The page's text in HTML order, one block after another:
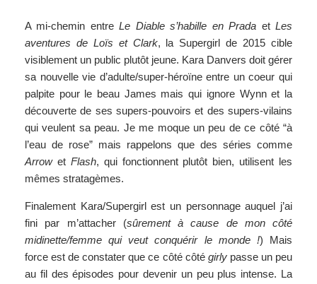
A mi-chemin entreLe Diable s’habille en Prada etLes
aventures de Loïs et Clark, la Supergirl de 2015 cible
visiblement un public plutôt jeune. Kara Danvers doit gérer
sa nouvelle vie d’adulte/super-héroïne entre un coeur qui
palpite pour le beau James mais qui ignore Wynn et la
découverte de ses supers-pouvoirs et des supers-vilains
qui veulent sa peau. Je me moque un peu de ce côté “à
l’eau de rose” mais rappelons que des séries comme
Arrowet Flash, qui fonctionnent plutôt bien, utilisent les
mêmes stratagèmes.
Finalement Kara/Supergirl est un personnage auquel j’ai
fini par m’attacher (sûrement à cause de mon côté
midinette/femme qui veut conquérir le monde !) Mais
force est de constater que ce côté côté girlypasse un peu
au fil des épisodes pour devenir un peu plus intense. La